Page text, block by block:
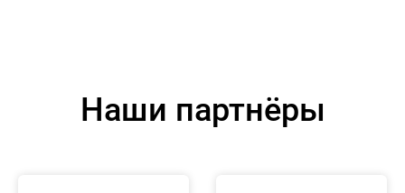
Наши партнёры